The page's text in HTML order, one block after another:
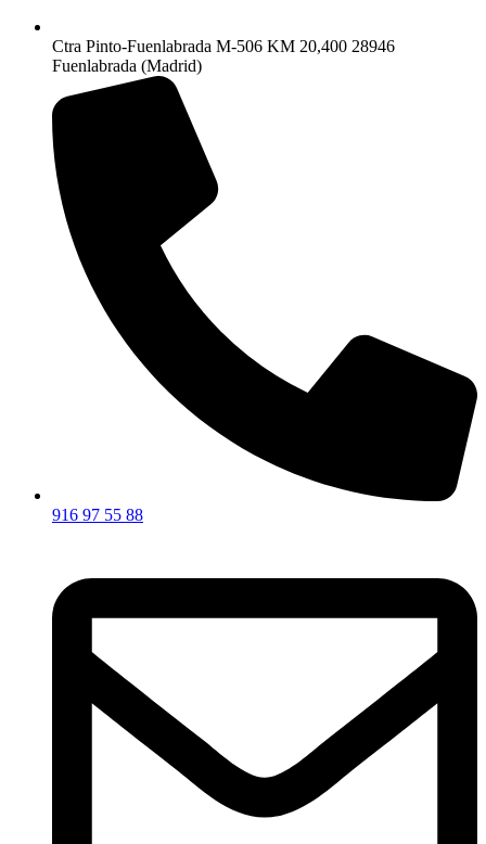
Ctra Pinto-Fuenlabrada M-506 KM 20,400 28946
Fuenlabrada (Madrid)
916 97 55 88